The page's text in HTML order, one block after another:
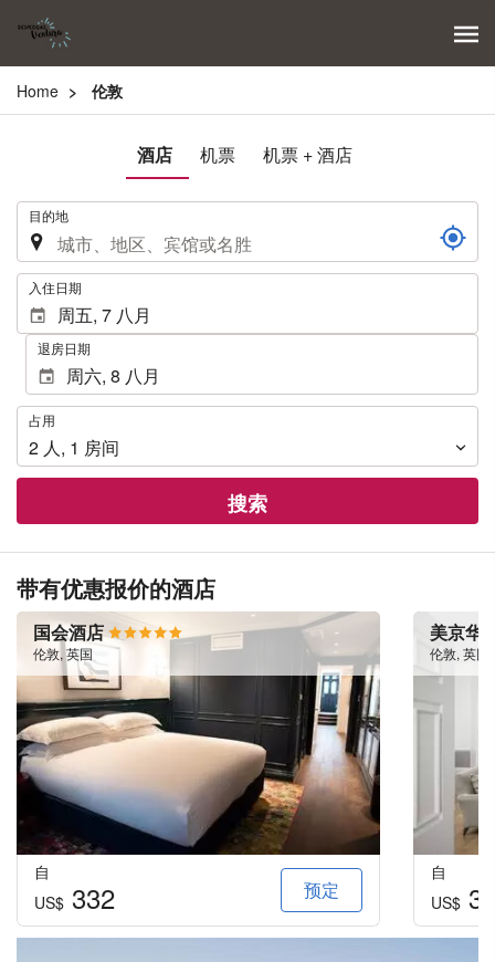
Home 伦敦
酒店 机票 机票 + 酒店
. 目的地
. 入住日期
退房日期
占
用
占用
2 人, 1 房间
搜索
带有优惠报价的酒店
国会酒店
伦敦, 英国
自
US$ 332 预定
美京华
伦敦, 英国
自
US$